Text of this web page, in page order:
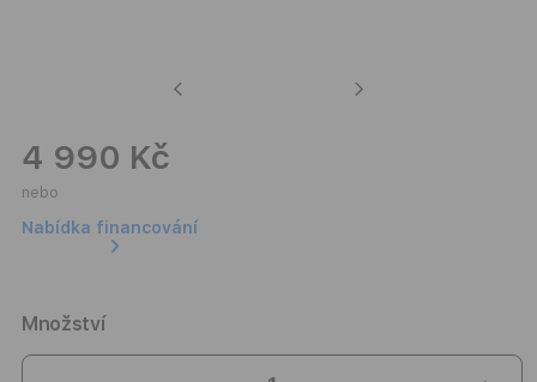
Previous Next
4 990 Kč
nebo
Nabídka financování
Množství